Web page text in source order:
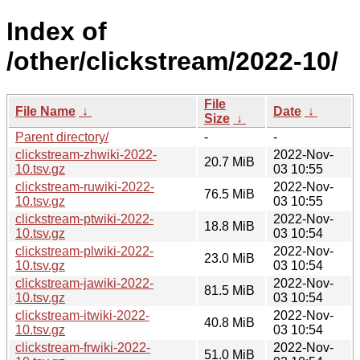
Index of
/other/clickstream/2022-10/
File Name ↓
File
Size ↓
Date ↓
Parent directory/
-
-
clickstream-zhwiki-2022-
10.tsv.gz
20.7 MiB
2022-Nov-
03 10:55
clickstream-ruwiki-2022-
10.tsv.gz
76.5 MiB
2022-Nov-
03 10:55
clickstream-ptwiki-2022-
10.tsv.gz
18.8 MiB
2022-Nov-
03 10:54
clickstream-plwiki-2022-
10.tsv.gz
23.0 MiB
2022-Nov-
03 10:54
clickstream-jawiki-2022-
10.tsv.gz
81.5 MiB
2022-Nov-
03 10:54
clickstream-itwiki-2022-
10.tsv.gz
40.8 MiB
2022-Nov-
03 10:54
clickstream-frwiki-2022-
51.0 MiB
2022-Nov-